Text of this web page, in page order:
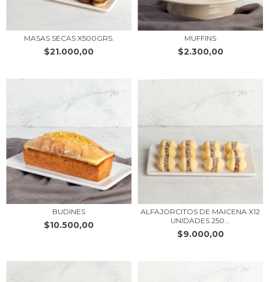
MASAS SECAS X500GRS.
$21.000,00
MUFFINS
$2.300,00
BUDINES
$10.500,00
ALFAJORCITOS DE MAICENA X12
UNIDADES 250...
$9.000,00